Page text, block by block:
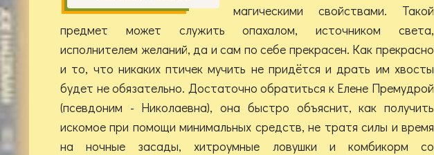
магическими свойствами. Такой
предмет может служить опахалом, источником света,
исполнителем желаний, да и сам по себе прекрасен. Как прекрасно
и то, что никаких птичек мучить не придётся и драть им хвосты
будет не обязательно. Достаточно обратиться к Елене Премудрой
(псевдоним - Николаевна), она быстро объяснит, как получить
искомое при помощи минимальных средств, не тратя силы и время
на ночные засады, хитроумные ловушки и комбикорм со